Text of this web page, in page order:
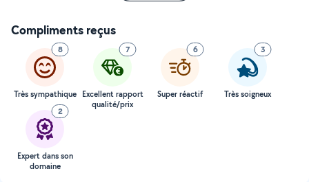
Compliments reçus
8
Très sympathique
7
Excellent rapport
qualité/prix
6
Super réactif
3
Très soigneux
2
Expert dans son
domaine